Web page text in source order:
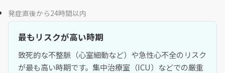
発症直後から24時間以内
最もリスクが高い時期
致死的な不整脈（心室細動など）や急性心不全のリスク
が最も高い時期です。集中治療室（ICU）などでの厳重